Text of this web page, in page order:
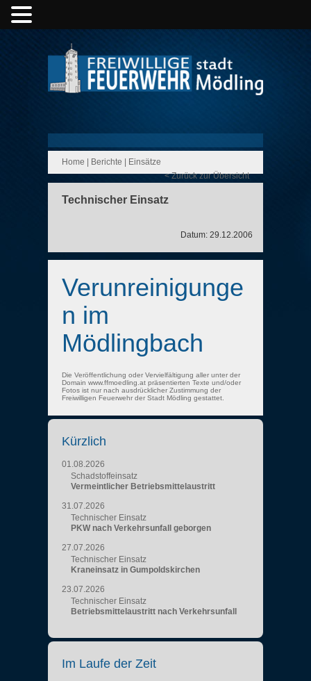
Home Berichte
Einsätze
< Zurück zur Übersicht
Technischer Einsatz
Datum: 29.12.2006
Verunreinigunge
n im
Mödlingbach
Die Veröffentlichung oder Vervielfältigung aller unter der
Domain www.ffmoedling.at präsentierten Texte und/oder
Fotos ist nur nach ausdrücklicher Zustimmung der
Freiwilligen Feuerwehr der Stadt Mödling gestattet.
Kürzlich
01.08.2026
Schadstoffeinsatz
Vermeintlicher Betriebsmittelaustritt
31.07.2026
Technischer Einsatz
PKW nach Verkehrsunfall geborgen
27.07.2026
Technischer Einsatz
Kraneinsatz in Gumpoldskirchen
23.07.2026
Technischer Einsatz
Betriebsmittelaustritt nach Verkehrsunfall
Im Laufe der Zeit